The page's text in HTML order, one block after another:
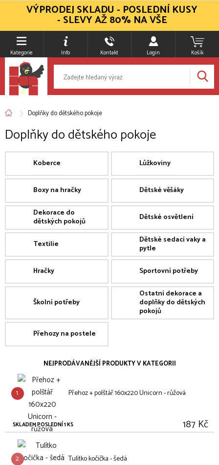
Kategorie Info Kontakt Login Košík
Doplňky do dětského pokoje
Doplňky do dětského pokoje
Koberce Lůžkoviny
Boxy na hračky
Dětské věšáky
Dekorace do
dětských pokojů Dětské osvětlení
Textilie Dětské sedací vaky a
pytle
Hračky
Sportovní potřeby
Školní potřeby
Ostatní dekorace a
doplňky do dětských
pokojů
Přehozy na postele
NEJPRODÁVANĚJŠÍ PRODUKTY V KATEGORII
1. Přehoz + polštář 160x220 Unicorn - růžová
SKLADEM POSLEDNÍ 1 KS 187 Kč
2. Tulítko kočička - šedá
VÝPRODEJ SKLADU - POSLEDNÍ KUSY
- SLEVY AŽ 80% NA VŠE